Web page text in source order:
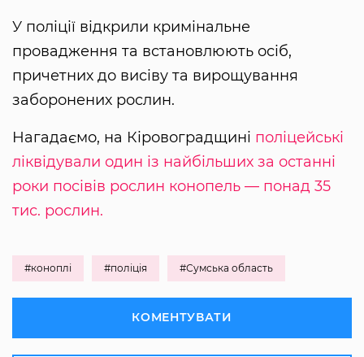
У поліції відкрили кримінальне
провадження та встановлюють осіб,
причетних до висіву та вирощування
заборонених рослин.
Нагадаємо, на Кіровоградщині поліцейські
ліквідували один із найбільших за останні
роки посівів рослин конопель — понад 35
тис. рослин.
#коноплі #поліція #Сумська область
КОМЕНТУВАТИ